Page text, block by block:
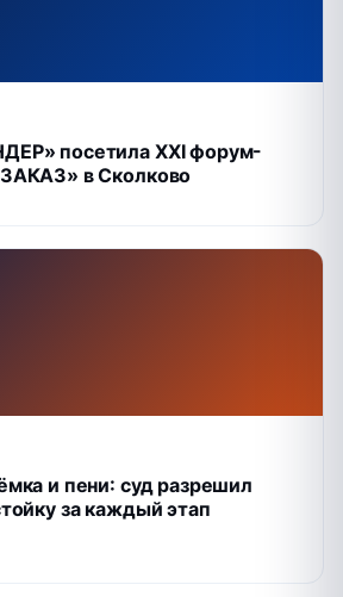
посетила XXI форум-
в Сколково
и пени: суд разрешил
за каждый этап